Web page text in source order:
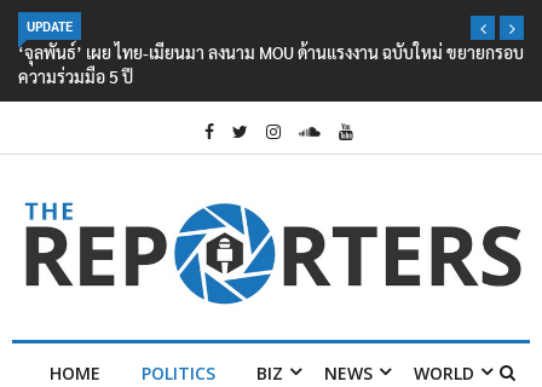
UPDATE
‘จุลพันธ์’ เผย ไทย-เมียนมา ลงนาม MOU ด้านแรงงาน ฉบับใหม่ ขยายกรอบ
ความร่วมมือ 5 ปี
HOME POLITICS BIZ NEWS WORLD